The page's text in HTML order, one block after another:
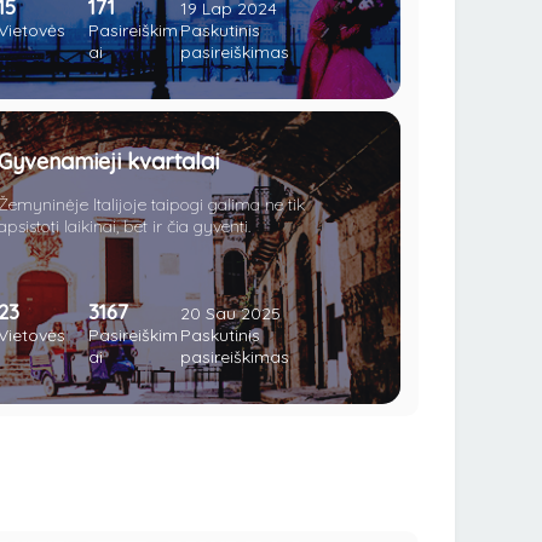
bei paragauti geriausio ir ilgiausiai
vyno visoje Italijoje ar parašyti laišką
Trokšti romantikos ir meilės, o gal
tobulos vietos pasipiršti savo mylimajai?
užsuk į meilės kupiną kraštą!
171
Pasireiškim
ai
19 Lap 2024
Paskutinis
pasireiškimas
kvartalai
Italijoje taipogi galima ne tik
laikinai, bet ir čia gyventi.
23 3167
Pasireiškim
ai
20 Sau 2025
Paskutinis
pasireiškimas